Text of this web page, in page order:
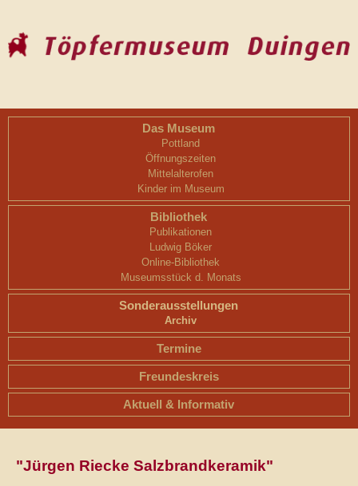
Das Museum
Pottland
Öffnungszeiten
Mittelalterofen
Kinder im Museum
Bibliothek
Publikationen
Ludwig Böker
Online-Bibliothek
Museumsstück d. Monats
Sonderausstellungen
Archiv
Termine
Freundeskreis
Aktuell & Informativ
"Jürgen Riecke Salzbrandkeramik"